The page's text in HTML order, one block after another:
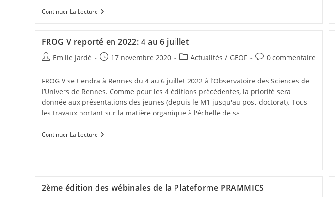
Continuer La Lecture
FROG V reporté en 2022: 4 au 6 juillet
Emilie Jardé 17 novembre 2020 Actualités / GEOF 0 commentaire
FROG V se tiendra à Rennes du 4 au 6 juillet 2022 à l’Observatoire des Sciences de
l’Univers de Rennes. Comme pour les 4 éditions précédentes, la priorité sera
donnée aux présentations des jeunes (depuis le M1 jusqu'au post-doctorat). Tous
les travaux portant sur la matière organique à l'échelle de sa…
Continuer La Lecture
2ème édition des wébinales de la Plateforme PRAMMICS